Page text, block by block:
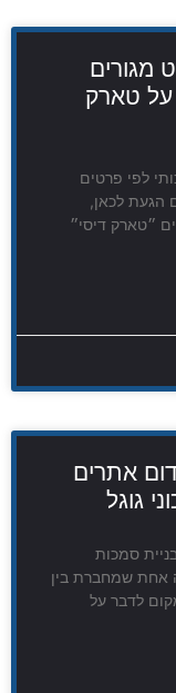
מגורים
על טארק
לפי פרטים
הגעת לכאן,
״טארק דיסי״
אתרים
גוגל
סמכות
אחת שמחברת בין
לדבר על